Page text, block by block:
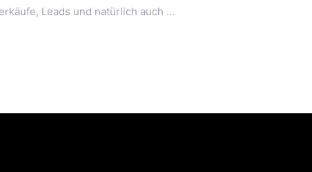
Leads und natürlich auch …